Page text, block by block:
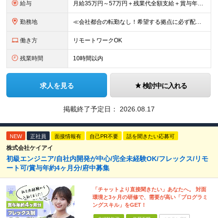
給与 月給35万円～57万円＋残業代全額支給＋賞与年3.45ヵ月(リーダー経験者) 月給32万円～43万円＋残業代全額支給＋賞与年3.45ヵ月(実務経験者) 入社時想定年収： 490万円～798万円(リー
勤務地 ≪会社都合の転勤なし！希望する拠点に必ず配属します。新潟Uターン・Iターン大歓迎！≫ 首都圏(東京、神奈川、千葉、埼玉)または新潟市、長岡市周辺のお客様先または各拠点での勤務となります。 ■東京支社
働き方 リモートワークOK
残業時間 10時間以内
求人を見る 検討中に入れる
掲載終了予定日： 2026.08.17
NEW 正社員 面接情報有 自己PR不要 話を聞きたい応募可
株式会社ケイアイ
初級エンジニア/自社内開発が中心/完全未経験OK/フレックス/リモ
ート可/賞与年約4ヶ月分/府中募集
「チャットより直接聞きたい」あなたへ。 対面
環境と3ヶ月の研修で、需要が高い「プログラミ
ングスキル」をGET！